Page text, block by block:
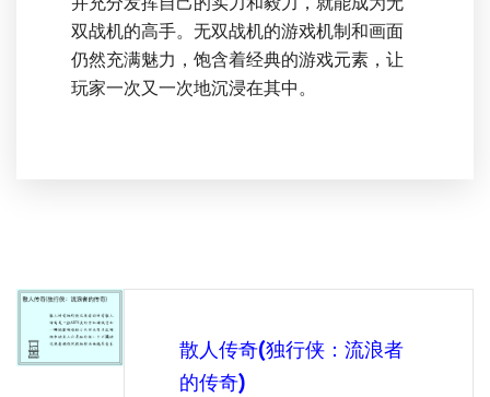
双战机的高手。无双战机的游戏机制和画面
仍然充满魅力，饱含着经典的游戏元素，让
玩家一次又一次地沉浸在其中。
散人传奇(独行侠：流浪者
的传奇)